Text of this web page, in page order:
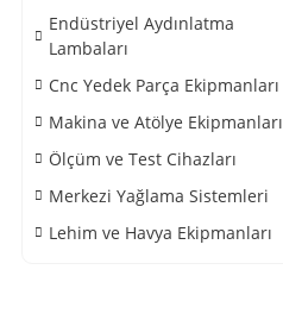
Endüstriyel Aydınlatma
Lambaları
Cnc Yedek Parça Ekipmanları
Makina ve Atölye Ekipmanları
Ölçüm ve Test Cihazları
Merkezi Yağlama Sistemleri
Lehim ve Havya Ekipmanları